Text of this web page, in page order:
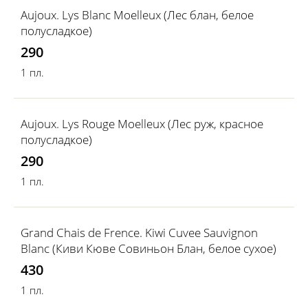
Aujoux. Lys Blanc Moelleux (Лес блан, белое
полусладкое)
290
1 пл.
Aujoux. Lys Rouge Moelleux (Лес руж, красное
полусладкое)
290
1 пл.
Grand Chais de Frence. Kiwi Cuvee Sauvignon
Blanc (Киви Кюве Совиньон Блан, белое сухое)
430
1 пл.